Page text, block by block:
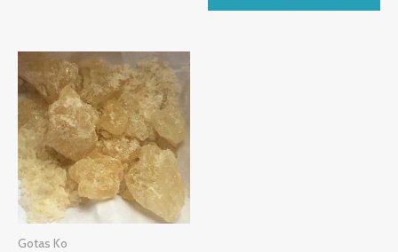
de
Gotas Ko
Rango
de
precios:
desde
€215.00
hasta
€2,500.00